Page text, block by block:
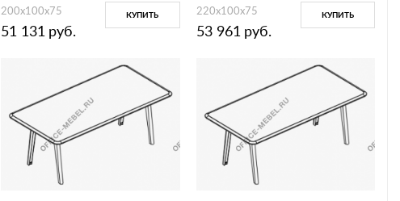
200x100x75
51 131 руб.
КУПИТЬ 220x100x75
53 961 руб.
КУПИТЬ